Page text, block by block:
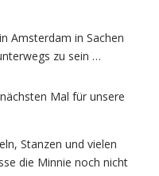
Amsterdam in Sachen
zu sein …
Mal für unsere
Stanzen und vielen
die Minnie noch nicht